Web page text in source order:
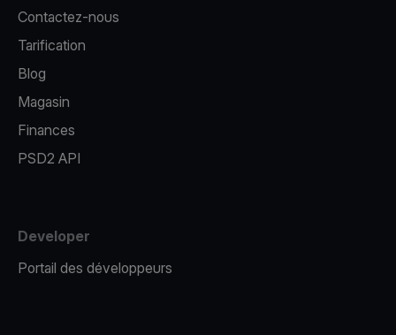
Contactez-nous
Tarification
Blog
Magasin
Finances
PSD2 API
Developer
Portail des développeurs